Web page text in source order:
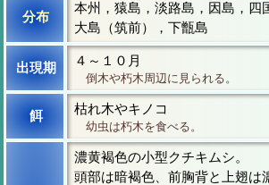
分布
本州，猿島，淡路島，因島，四
大島（筑前），下甑島
出現期 ４～１０月
倒木や朽木周辺に見られる。
餌 枯れ木やキノコ
幼虫は朽木を食べる。
濃黄褐色の小型クチキムシ。
頭部は暗褐色、前胸背と上翅は